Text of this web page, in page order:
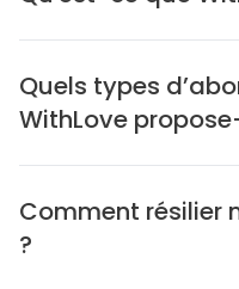
Quels types
WithLove
Comment résilier
?